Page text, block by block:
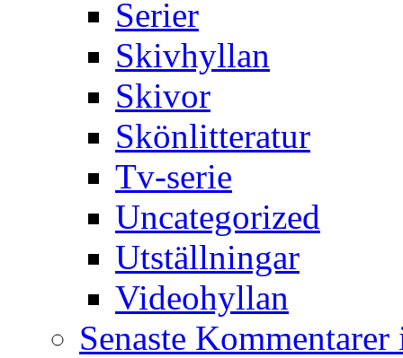
Serier
Skivhyllan
Skivor
Skönlitteratur
Tv-serie
Uncategorized
Utställningar
Videohyllan
Senaste Kommentarer